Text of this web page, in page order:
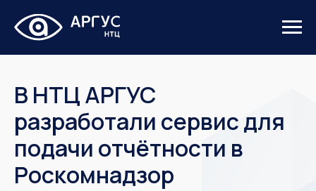
В НТЦ АРГУС
разработали сервис для
подачи отчётности в
Роскомнадзор